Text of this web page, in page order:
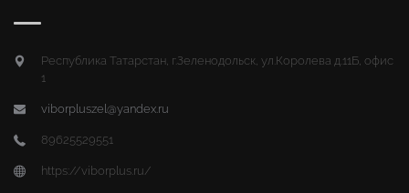
Республика Татарстан, г.Зеленодольск, ул.Королева д.11Б, офис
1
viborpluszel@yandex.ru
89625529551
https://viborplus.ru/